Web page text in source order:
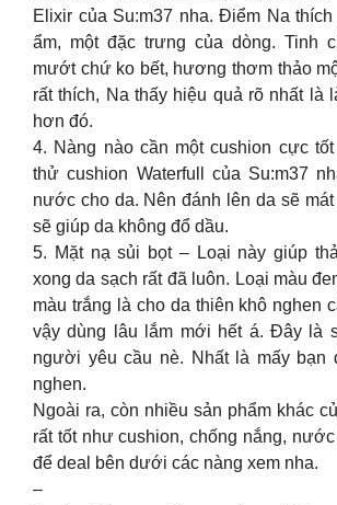
Elixir của Su:m37 nha. Điểm Na
ẩm, một đặc trưng của dòng. Tinh
mướt chứ ko bết, hương thơm thảo
rất thích, Na thấy hiệu quả rõ nhất là
hơn đó.
4. Nàng nào cần một cushion cực
thử cushion Waterfull của Su:m37
nước cho da. Nên đánh lên da sẽ
sẽ giúp da không đổ dầu.
5. Mặt nạ sủi bọt – Loại này giúp
xong da sạch rất đã luôn. Loại màu
màu trắng là cho da thiên khô nghen
vậy dùng lâu lắm mới hết á. Đây là
người yêu cầu nè. Nhất là mấy bạn
nghen.
Ngoài ra, còn nhiều sản phẩm khác
rất tốt như cushion, chống nắng,
để deal bên dưới các nàng xem nha.
–